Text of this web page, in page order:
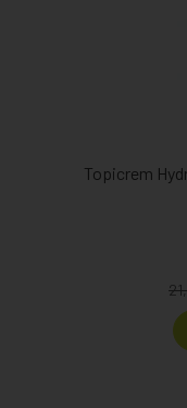
Topicrem